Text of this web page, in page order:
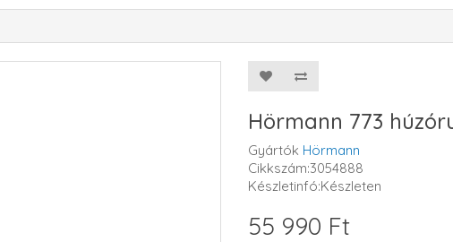
Hörmann 773
Gyártók Hörmann
Cikkszám:3054888
Készletinfó:Készleten
55 990 Ft